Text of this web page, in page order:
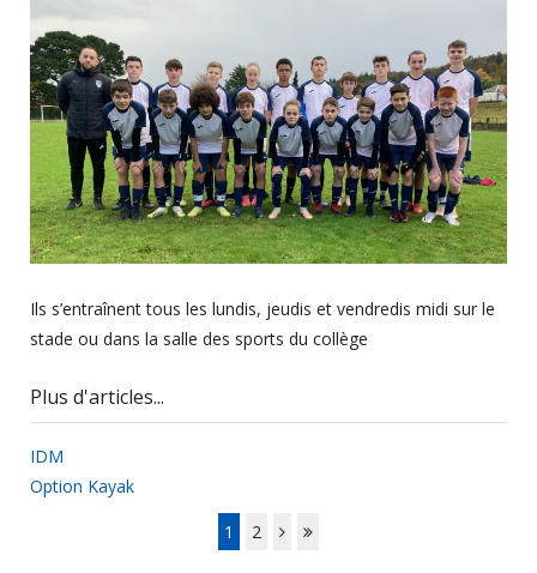
Ils s’entraînent tous les lundis, jeudis et vendredis midi sur le
stade ou dans la salle des sports du collège
Plus d'articles...
IDM
Option Kayak
1
2